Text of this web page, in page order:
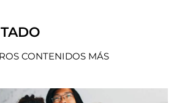
CONTENIDOS MÁS